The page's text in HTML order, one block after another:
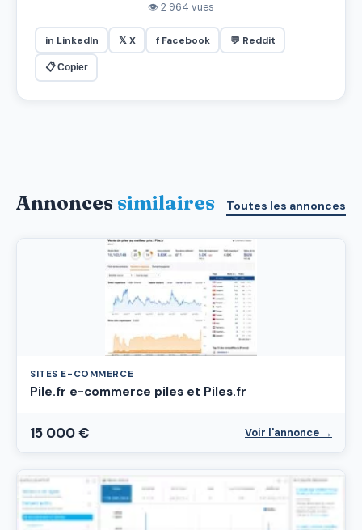
👁 2 964 vues
in LinkedIn 𝕏 X f Facebook 💬 Reddit
📋 Copier
Annonces similaires Toutes les annonces
SITES E-COMMERCE
Pile.fr e-commerce piles et Piles.fr
15 000 € Voir l'annonce →